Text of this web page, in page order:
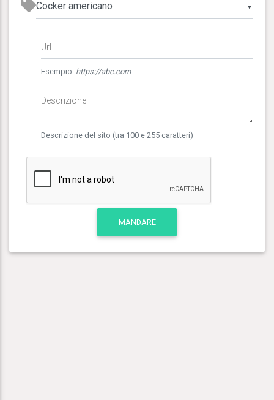
▼
Url
Esempio: https://abc.com
Descrizione
Descrizione del sito (tra 100 e 255 caratteri)
MANDARE